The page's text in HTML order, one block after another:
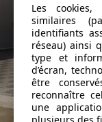
Les
similaires
identifiants
réseau) ainsi
type et
d’écran,
être
reconnaître
une